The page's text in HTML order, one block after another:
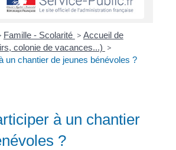
Famille - Scolarité > Accueil de
colonie de vacances...) >
un chantier de jeunes bénévoles ?
à un chantier
?